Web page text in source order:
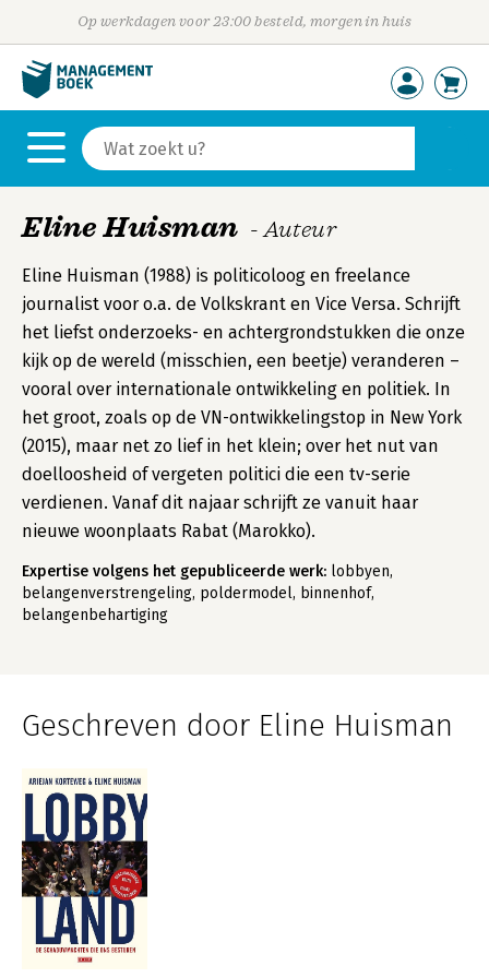
Op werkdagen voor 23:00 besteld, morgen in huis
Eline Huisman - Auteur
Eline Huisman (1988) is politicoloog en freelance
journalist voor o.a. de Volkskrant en Vice Versa. Schrijft
het liefst onderzoeks- en achtergrondstukken die onze
kijk op de wereld (misschien, een beetje) veranderen –
vooral over internationale ontwikkeling en politiek. In
het groot, zoals op de VN-ontwikkelingstop in New York
(2015), maar net zo lief in het klein; over het nut van
doelloosheid of vergeten politici die een tv-serie
verdienen. Vanaf dit najaar schrijft ze vanuit haar
nieuwe woonplaats Rabat (Marokko).
Expertise volgens het gepubliceerde werk: lobbyen,
belangenverstrengeling, poldermodel, binnenhof,
belangenbehartiging
Geschreven door Eline Huisman